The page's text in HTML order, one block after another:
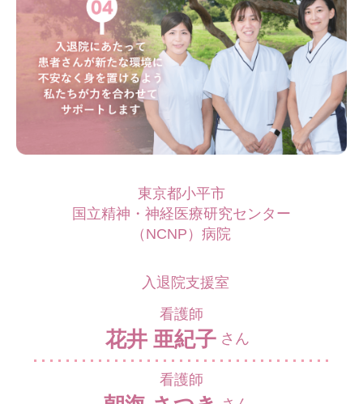
東京都小平市
国立精神・神経医療研究センター
（NCNP）病院
入退院支援室
看護師
花井 亜紀子さん
看護師